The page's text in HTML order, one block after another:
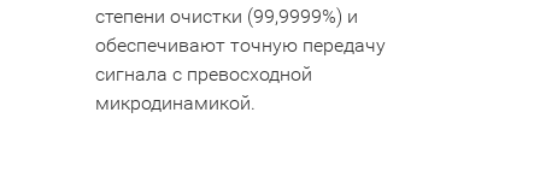
степени очистки (99,9999%) и
обеспечивают точную передачу
сигнала с превосходной
микродинамикой.